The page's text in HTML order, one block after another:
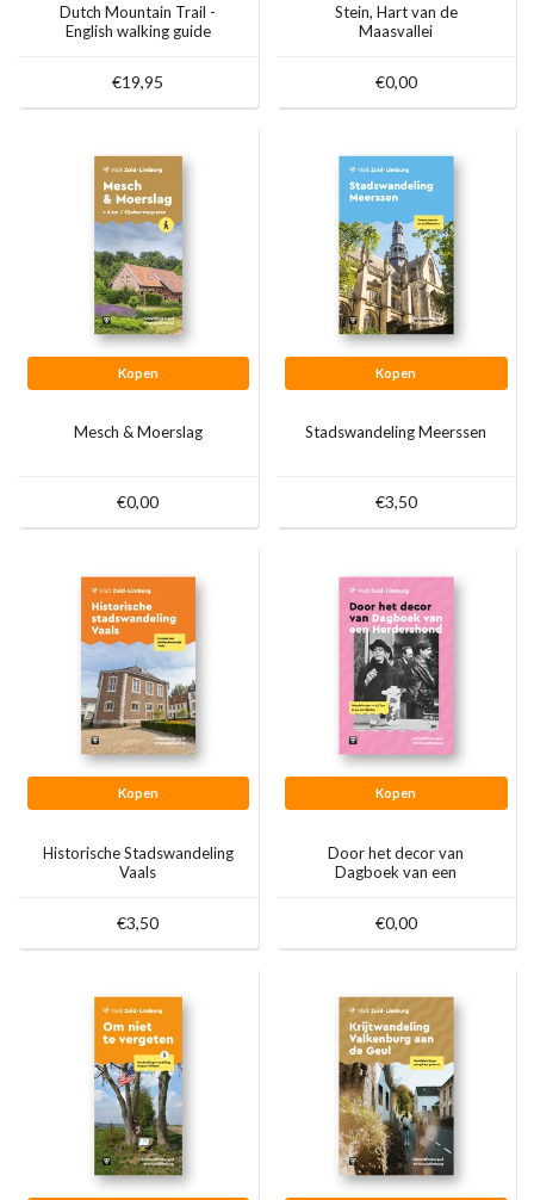
Dutch Mountain Trail -
English walking guide
€19,95
Stein, Hart van de
Maasvallei
€0,00
Kopen
Mesch & Moerslag
€0,00
Kopen
Stadswandeling Meerssen
€3,50
Kopen
Historische Stadswandeling
Vaals
€3,50
Kopen
Door het decor van
Dagboek van een
€0,00